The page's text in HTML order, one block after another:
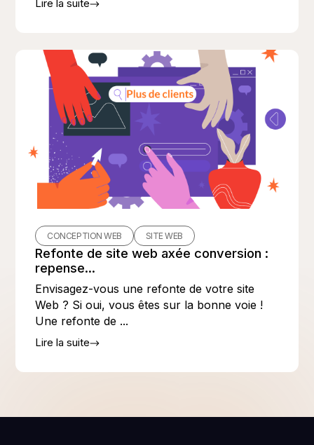
Lire la suite
CONCEPTION WEB SITE WEB
Refonte de site web axée conversion :
repense...
Envisagez-vous une refonte de votre site
Web ? Si oui, vous êtes sur la bonne voie !
Une refonte de ...
Lire la suite